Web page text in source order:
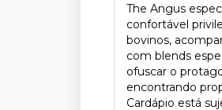
The Angus
confortável
bovinos,
com blends
ofuscar o
encontrando
Cardápio está